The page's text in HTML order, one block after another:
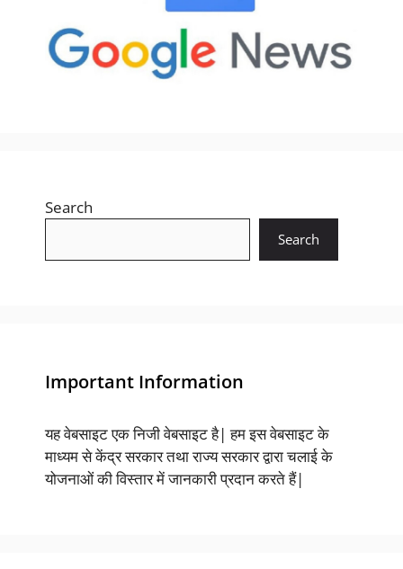
Search
Search
Important Information
यह वेबसाइट एक निजी वेबसाइट है| हम इस वेबसाइट के
माध्यम से केंद्र सरकार तथा राज्य सरकार द्वारा चलाई के
योजनाओं की विस्तार में जानकारी प्रदान करते हैं|